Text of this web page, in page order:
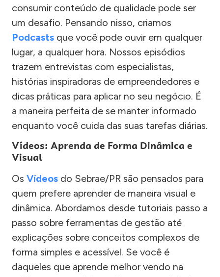
consumir conteúdo de qualidade pode ser
um desafio. Pensando nisso, criamos
Podcasts que você pode ouvir em qualquer
lugar, a qualquer hora. Nossos episódios
trazem entrevistas com especialistas,
histórias inspiradoras de empreendedores e
dicas práticas para aplicar no seu negócio. É
a maneira perfeita de se manter informado
enquanto você cuida das suas tarefas diárias.
Vídeos: Aprenda de Forma Dinâmica e
Visual
Os Vídeos do Sebrae/PR são pensados para
quem prefere aprender de maneira visual e
dinâmica. Abordamos desde tutoriais passo a
passo sobre ferramentas de gestão até
explicações sobre conceitos complexos de
forma simples e acessível. Se você é
daqueles que aprende melhor vendo na